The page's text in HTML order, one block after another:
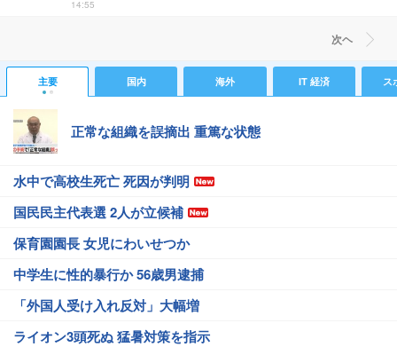
14:55
次ヘ
主要 国内 海外 IT 経済 ス
正常な組織を誤摘出 重篤な状態
水中で高校生死亡 死因が判明
国民民主代表選 2人が立候補
保育園園長 女児にわいせつか
中学生に性的暴行か 56歳男逮捕
「外国人受け入れ反対」大幅増
ライオン3頭死ぬ 猛暑対策を指示